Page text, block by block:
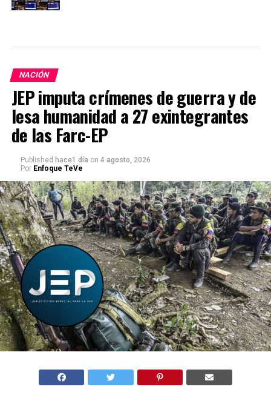
NACIÓN
JEP imputa crímenes de guerra y de
lesa humanidad a 27 exintegrantes
de las Farc-EP
Published hace1 día on 4 agosto, 2026
Por Enfoque TeVe